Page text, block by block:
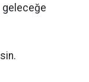
geleceğe